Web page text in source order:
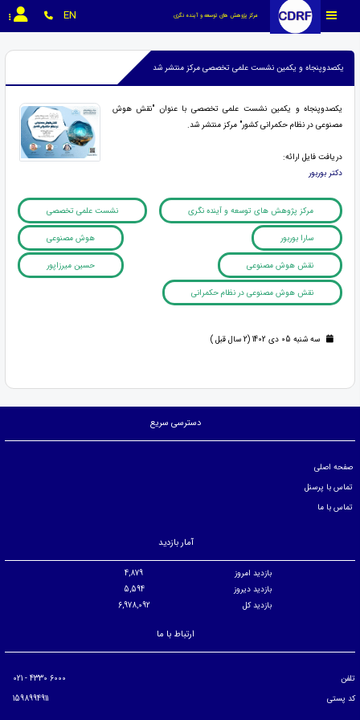
مرکز پژوهش های توسعه و آینده نگری EN
یکصدوپنجاه و یکمین نشست علمی تخصصی مرکز منتشر شد
یکصدوپنجاه و یکمین نشست علمی تخصصی با عنوان "نقش هوش
مصنوعی در نظام حکمرانی کشور" مرکز منتشر شد.
دریافت فایل ارائه:
دکتر بوربور
مرکز پژوهش های توسعه و آینده نگری نشست علمی تخصصی
سارا بوربور هوش مصنوعی
نقش هوش مصنوعی حسین میرزاپور
نقش هوش مصنوعی در نظام حکمرانی
سه شنبه 05 دی 1402 (2 سال قبل )
دسترسی سریع
صفحه اصلی
تماس با پرسنل
تماس با ما
آمار بازدید
بازدید امروز
4,879
بازدید دیروز
5,594
بازدید کل
6,978,092
ارتباط با ما
تلفن
کد پستی